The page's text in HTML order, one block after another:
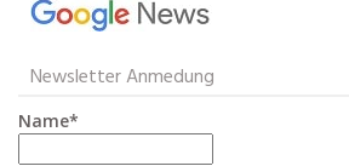
Newsletter Anmedung
Name*